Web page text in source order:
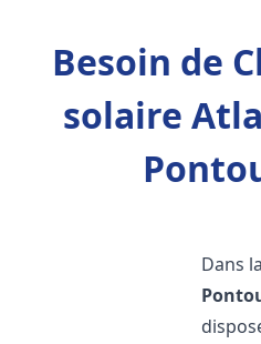
Besoin de
solaire
Dans